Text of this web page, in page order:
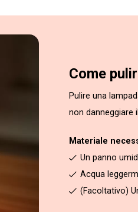
Come
Pulire una
non danneggiare
Materiale
Un panno
Acqua
(Facoltativo)